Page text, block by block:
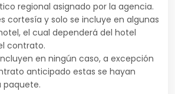
regional asignado por la agencia.
cortesía y solo se incluye en algunas
el cual dependerá del hotel
contrato.
en ningún caso, a excepción
anticipado estas se hayan
paquete.